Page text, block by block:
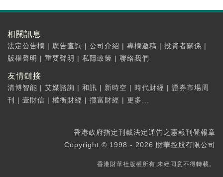
相關訊息
法定公告欄 | 廣告查詢 | 公司介紹 | 專欄邀稿 | 投資者關係 |
版權聲明 | 重要聲明 | 私隱政策 | 聯絡我們
友情鏈接
清博智能 | 艾媒諮詢 | 和訊 | 新時空 | 時代財經 | 證券市場周
刊
| 壹財信 | 權衡財經 | 攬富財經 | 更多...
香港政府指定刊載法定通告之憲報刊登報章
Copyright © 1998 - 2026 財華控股有限公司
香港財華社版權所有,未經同意不得轉載。